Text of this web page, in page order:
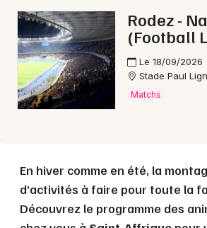
12 - Aveyron
Mon email
Rodez -
(Football
Le 18/09/2026
Stade Paul
Matchs
En hiver comme en été, la
d’activités à faire pour toute la
Découvrez le programme des